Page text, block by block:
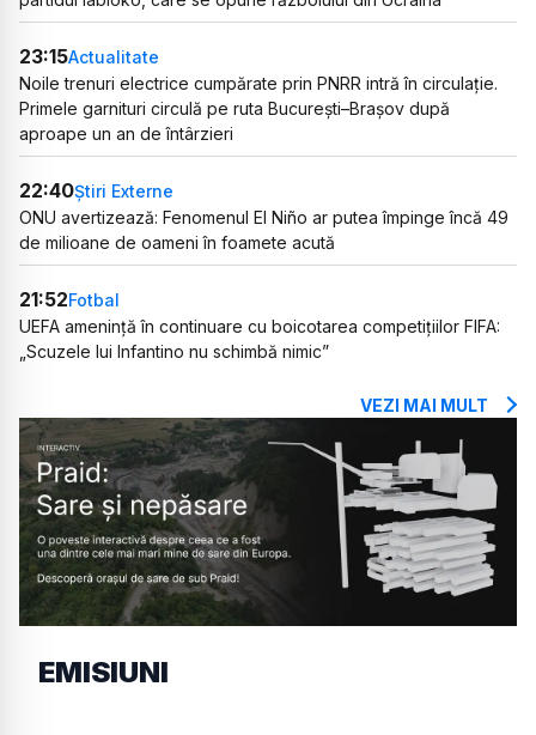
23:15Actualitate
Noile trenuri electrice cumpărate prin PNRR intră în circulație.
Primele garnituri circulă pe ruta București–Brașov după
aproape un an de întârzieri
22:40Știri Externe
ONU avertizează: Fenomenul El Niño ar putea împinge încă 49
de milioane de oameni în foamete acută
21:52Fotbal
UEFA amenință în continuare cu boicotarea competițiilor FIFA:
„Scuzele lui Infantino nu schimbă nimic”
VEZI MAI MULT
EMISIUNI